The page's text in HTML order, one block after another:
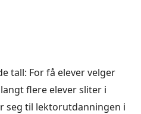
tall: For få elever velger
flere elever sliter i
seg til lektorutdanningen i